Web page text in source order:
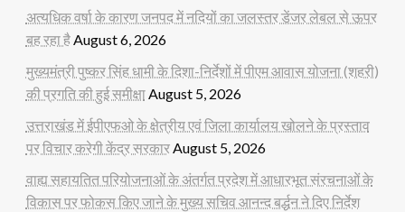
अत्यधिक वर्षा के कारण जनपद में नदियों का जलस्तर डेंजर लेबल से ऊपर
बह रहा हैAugust 6, 2026
मुख्यमंत्री पुष्कर सिंह धामी के दिशा-निर्देशों में पीएम आवास योजना (शहरी)
की प्रगति की हुई समीक्षाAugust 5, 2026
उत्तराखंड में ईपीएफओ के क्षेत्रीय एवं जिला कार्यालय खोलने के प्रस्ताव
पर विचार करेगी केंद्र सरकारAugust 5, 2026
वाह्य सहायतित परियोजनाओं के अंतर्गत प्रदेश में आधारभूत संरचनाओं के
विकास पर फोकस किए जाने के मुख्य सचिव आनन्द बर्द्धन ने दिए निर्देश